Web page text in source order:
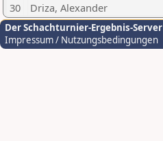
30
Driza, Alexander
Der Schachturnier-Ergebnis-Server
Impressum / Nutzungsbedingungen